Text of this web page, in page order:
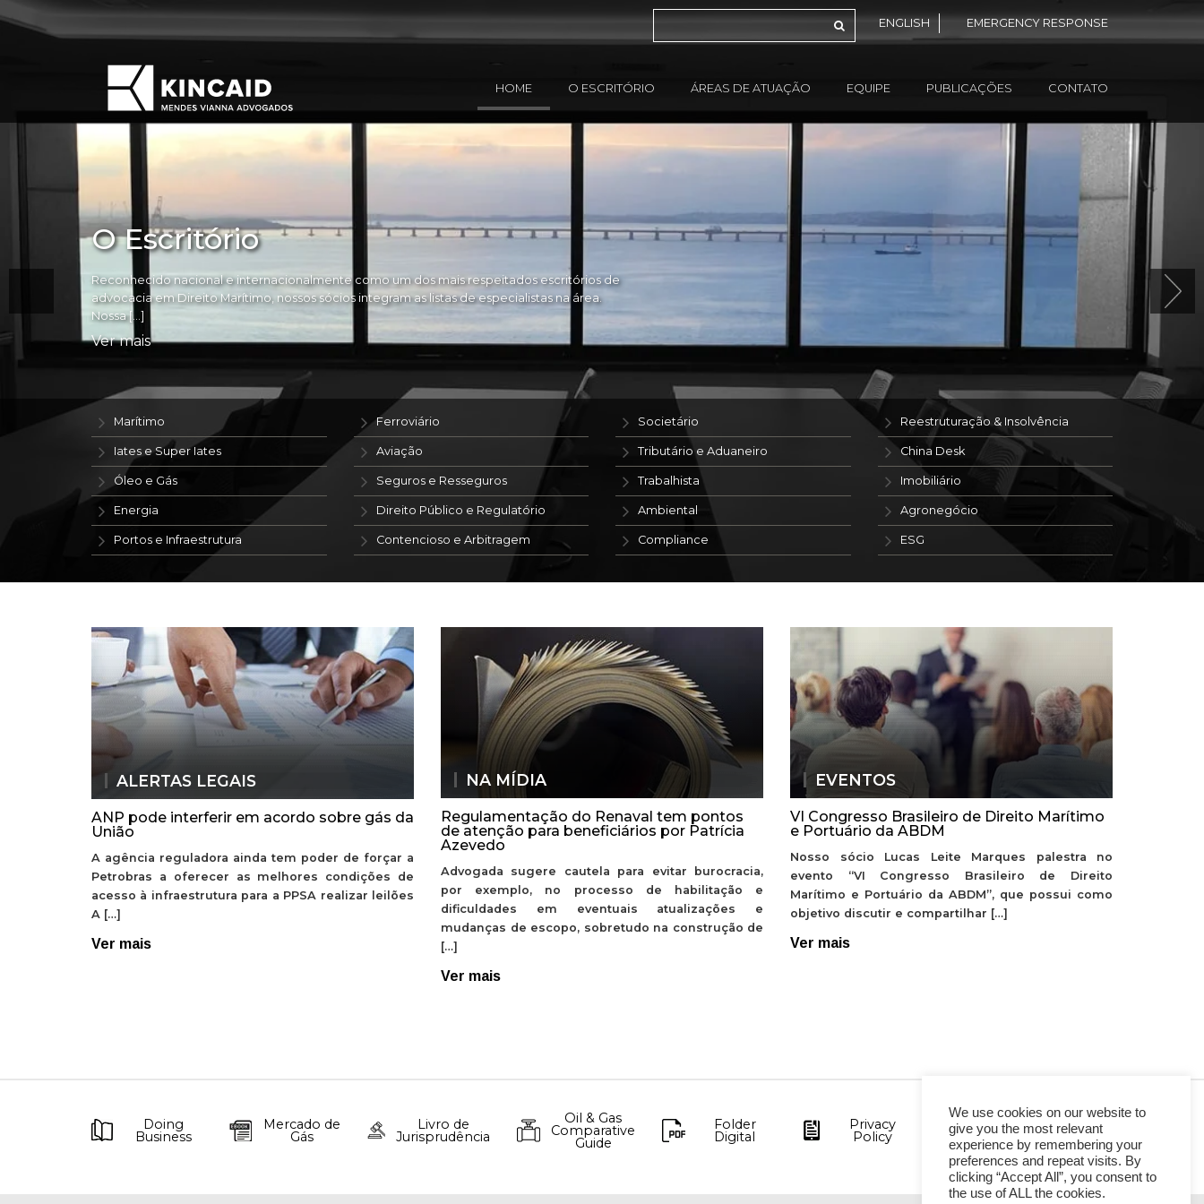
ENGLISH EMERGENCY RESPONSE
HOME O ESCRITÓRIO ÁREAS DE ATUAÇÃO EQUIPE PUBLICAÇÕES CONTATO
O Escritório
Reconhecido nacional e internacionalmente como um dos mais respeitados escritórios de
advocacia em Direito Marítimo, nossos sócios integram as listas de especialistas na área.
Nossa […]
Ver mais
Marítimo
Iates e Super Iates
Óleo e Gás
Energia
Portos e Infraestrutura
Ferroviário
Aviação
Seguros e Resseguros
Direito Público e Regulatório
Contencioso e Arbitragem
Societário
Tributário e Aduaneiro
Trabalhista
Ambiental
Compliance
Reestruturação & Insolvência
China Desk
Imobiliário
Agronegócio
ESG
ALERTAS LEGAIS
ANP pode interferir em acordo sobre gás da
União
A agência reguladora ainda tem poder de forçar a
Petrobras a oferecer as melhores condições de
acesso à infraestrutura para a PPSA realizar leilões
A […]
Ver mais
NA MÍDIA
Regulamentação do Renaval tem pontos
de atenção para beneficiários por Patrícia
Azevedo
Advogada sugere cautela para evitar burocracia,
por exemplo, no processo de habilitação e
dificuldades em eventuais atualizações e
mudanças de escopo, sobretudo na construção de
[…]
Ver mais
EVENTOS
VI Congresso Brasileiro de Direito Marítimo
e Portuário da ABDM
Nosso sócio Lucas Leite Marques palestra no
evento “VI Congresso Brasileiro de Direito
Marítimo e Portuário da ABDM”, que possui como
objetivo discutir e compartilhar […]
Ver mais
Doing
Business
Mercado de
Gás
Livro de
Jurisprudência
Oil & Gas
Comparative
Guide
Folder
Digital
Privacy
Policy
We use cookies on our website to
give you the most relevant
experience by remembering your
preferences and repeat visits. By
clicking “Accept All”, you consent to
the use of ALL the cookies.